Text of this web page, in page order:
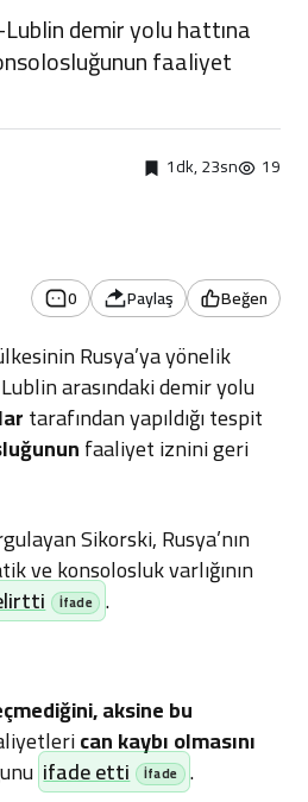
demir yolu hattına
faaliyet
1dk, 23sn 19
0 Paylaş Beğen
Rusya’ya yönelik
arasındaki demir yolu
tarafından yapıldığı tespit
faaliyet iznini geri
Sikorski, Rusya’nın
ve konsolosluk varlığının
.
aksine bu
can kaybı olmasını
ifade etti
.